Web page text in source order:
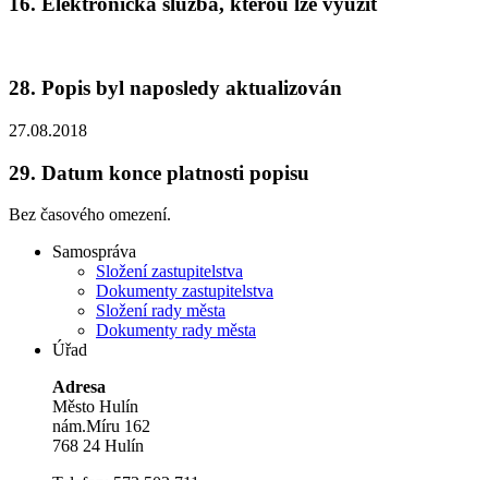
28. Popis byl naposledy aktualizován
27.08.2018
29. Datum konce platnosti popisu
Bez časového omezení.
Samospráva
Složení zastupitelstva
Dokumenty zastupitelstva
Složení rady města
Dokumenty rady města
Úřad
Adresa
Město Hulín
nám.Míru 162
768 24 Hulín